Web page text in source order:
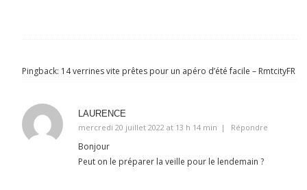
Pingback: 14 verrines vite prêtes pour un apéro d’été facile – RmtcityFR
LAURENCE
mercredi 20 juillet 2022 at 13 h 14 min
Répondre
Bonjour
Peut on le préparer la veille pour le lendemain ?